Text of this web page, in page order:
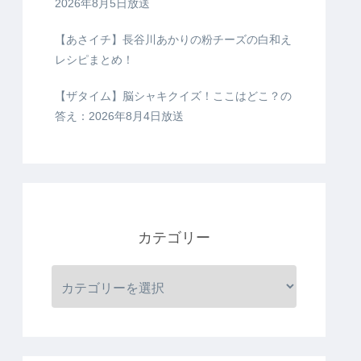
2026年8月5日放送
【あさイチ】長谷川あかりの粉チーズの白和え
レシピまとめ！
【ザタイム】脳シャキクイズ！ここはどこ？の
答え：2026年8月4日放送
カテゴリー